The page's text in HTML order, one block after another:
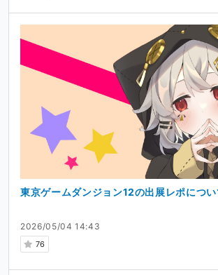
2026/05/04 14:43
76
東京ゲームダンジョン12の出展レポについ